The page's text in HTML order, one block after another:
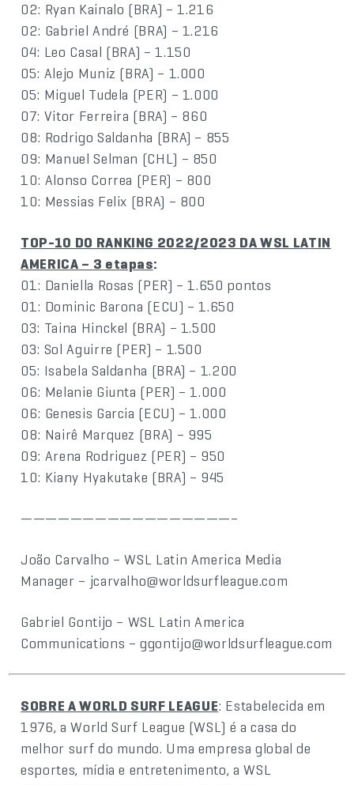
02: Ryan Kainalo (BRA) – 1.216
02: Gabriel André (BRA) – 1.216
04: Leo Casal (BRA) – 1.150
05: Alejo Muniz (BRA) – 1.000
05: Miguel Tudela (PER) – 1.000
07: Vitor Ferreira (BRA) – 860
08: Rodrigo Saldanha (BRA) – 855
09: Manuel Selman (CHL) – 850
10: Alonso Correa (PER) – 800
10: Messias Felix (BRA) – 800
TOP-10 DO RANKING 2022/2023 DA WSL LATIN
AMERICA – 3 etapas:
01: Daniella Rosas (PER) – 1.650 pontos
01: Dominic Barona (ECU) – 1.650
03: Taina Hinckel (BRA) – 1.500
03: Sol Aguirre (PER) – 1.500
05: Isabela Saldanha (BRA) – 1.200
06: Melanie Giunta (PER) – 1.000
06: Genesis Garcia (ECU) – 1.000
08: Nairê Marquez (BRA) – 995
09: Arena Rodriguez (PER) – 950
10: Kiany Hyakutake (BRA) – 945
—————————————————–
João Carvalho – WSL Latin America Media
Manager – jcarvalho@worldsurfleague.com
Gabriel Gontijo – WSL Latin America
Communications – ggontijo@worldsurfleague.com
SOBRE A WORLD SURF LEAGUE: Estabelecida em
1976, a World Surf League (WSL) é a casa do
melhor surf do mundo. Uma empresa global de
esportes, mídia e entretenimento, a WSL